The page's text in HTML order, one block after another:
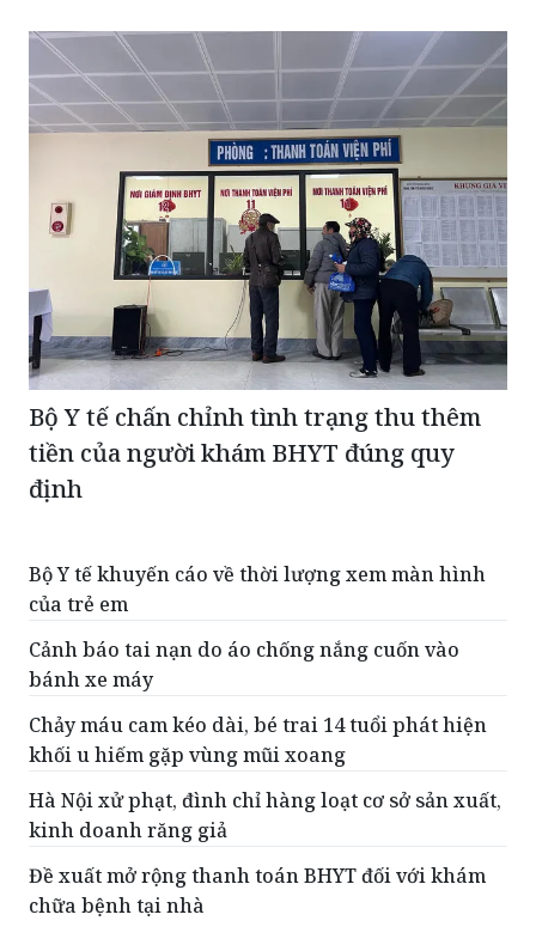
Bộ Y tế chấn chỉnh tình trạng thu thêm
tiền của người khám BHYT đúng quy
định
Bộ Y tế khuyến cáo về thời lượng xem màn hình
của trẻ em
Cảnh báo tai nạn do áo chống nắng cuốn vào
bánh xe máy
Chảy máu cam kéo dài, bé trai 14 tuổi phát hiện
khối u hiếm gặp vùng mũi xoang
Hà Nội xử phạt, đình chỉ hàng loạt cơ sở sản xuất,
kinh doanh răng giả
Đề xuất mở rộng thanh toán BHYT đối với khám
chữa bệnh tại nhà